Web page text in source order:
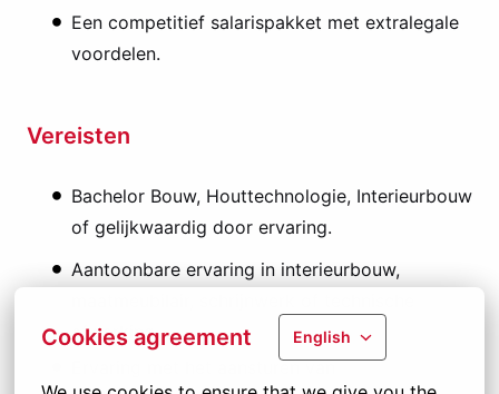
Cookies agreement English
Een competitief salarispakket met extralegale
voordelen.
Vereisten
Bachelor Bouw, Houttechnologie, Interieurbouw
of gelijkwaardig door ervaring.
Aantoonbare ervaring in interieurbouw,
afwerking.
Ervaring met het aansturen van